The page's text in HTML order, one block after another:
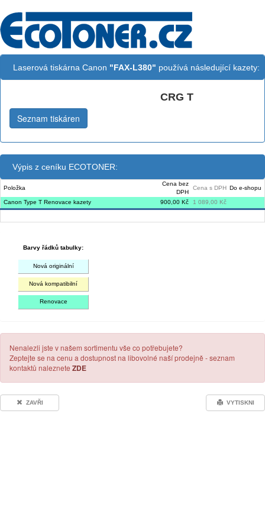
Laserová tiskárna Canon "FAX-L380" používá následující kazety:
CRG T
Seznam tiskáren
Výpis z ceníku ECOTONER:
Položka
Cena bez
DPH
Cena s DPH Do e-shopu
Canon Type T Renovace kazety 900,00 Kč 1 089,00 Kč
Barvy řádků tabulky:
Nová originální
Nová kompatibilní
Renovace
Nenalezli jste v našem sortimentu vše co potřebujete?
Zeptejte se na cenu a dostupnost na libovolné naší prodejně - seznam
kontaktů naleznete ZDE
ZAVŘI VYTISKNI